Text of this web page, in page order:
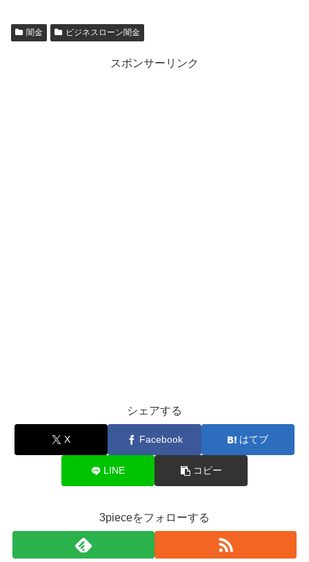
闇金 ビジネスローン闇金
スポンサーリンク
シェアする
X Facebook はてブ
LINE コピー
3pieceをフォローする